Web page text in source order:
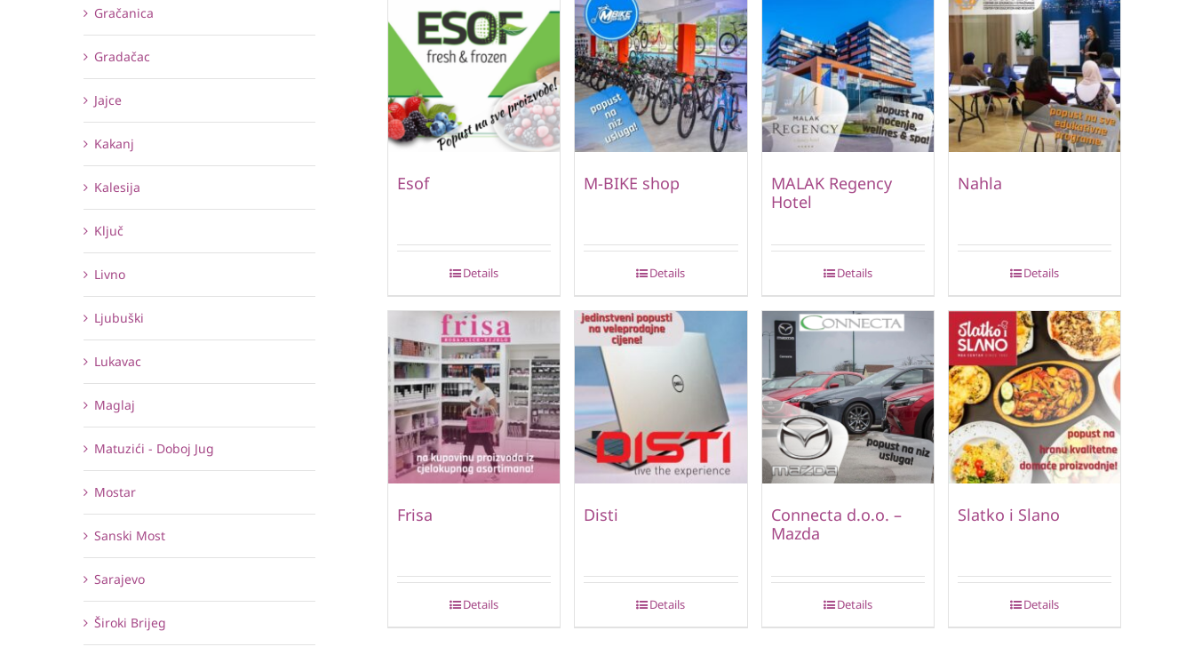
Esof
Details
M-BIKE shop
Details
MALAK Regency
Hotel
Details
Nahla
Details
Frisa
Details
Disti
Details
Connecta d.o.o. –
Mazda
Details
Slatko i Slano
Details
Gračanica
Gradačac
Jajce
Kakanj
Kalesija
Ključ
Livno
Ljubuški
Lukavac
Maglaj
Matuzići - Doboj Jug
Mostar
Sanski Most
Sarajevo
Široki Brijeg